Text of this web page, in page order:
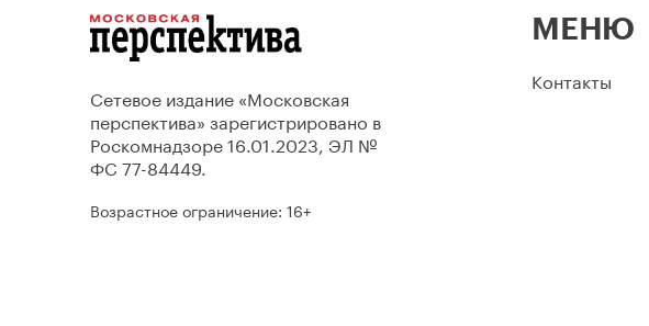
Сетевое издание «Московская
перспектива» зарегистрировано в
Роскомнадзоре 16.01.2023, ЭЛ №
ФС 77-84449.
Возрастное ограничение: 16+
МЕНЮ
Контакты